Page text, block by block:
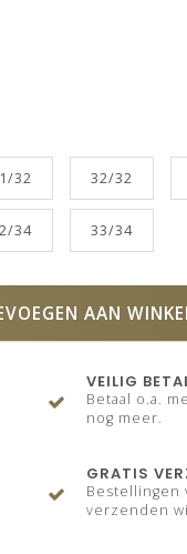
32 32/32
34 33/34
AAN
VEILIG
Betaal o.a.
nog meer.
GRATIS
Bestellingen
verzenden